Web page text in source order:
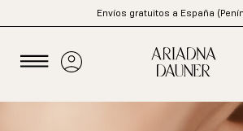
Envíos gratuitos a España